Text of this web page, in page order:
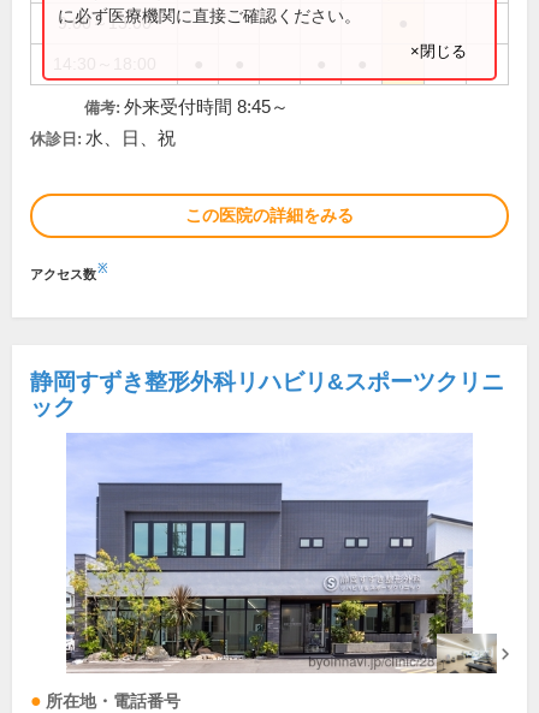
9:00～13:00
に必ず医療機関に直接ご確認ください。
×閉じる
備考: 外来受付時間 8:45～
休診日: 水、日、祝
この医院の詳細をみる
アクセス数※
静岡すずき整形外科リハビリ&スポーツクリニ
ック
所在地・電話番号